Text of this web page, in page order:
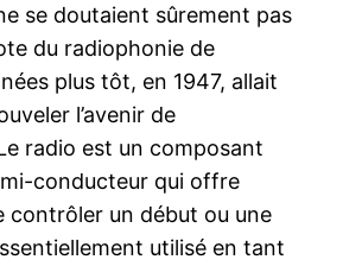
se doutaient sûrement pas
du radiophonie de
plus tôt, en 1947, allait
l’avenir de
radio est un composant
conducteur qui offre
contrôler un début ou une
utilisé en tant